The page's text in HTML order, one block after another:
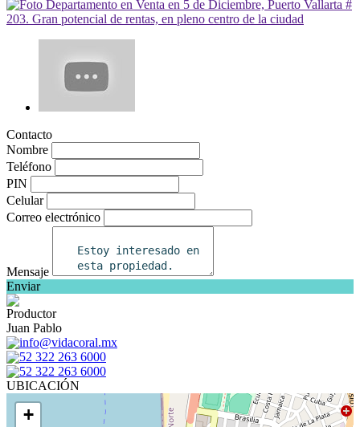
Contacto
Nombre
Teléfono
PIN
Celular
Correo electrónico
Mensaje
Enviar
Productor
Juan Pablo
info@vidacoral.mx
52 322 263 6000
52 322 263 6000
UBICACIÓN
+